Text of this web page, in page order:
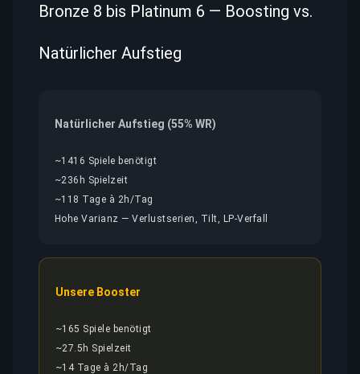
Bronze 8 bis Platinum 6 — Boosting vs.
Natürlicher Aufstieg
Natürlicher Aufstieg (55% WR)
~1416 Spiele benötigt
~236h Spielzeit
~118 Tage à 2h/Tag
Hohe Varianz — Verlustserien, Tilt, LP-Verfall
Unsere Booster
~165 Spiele benötigt
~27.5h Spielzeit
~14 Tage à 2h/Tag